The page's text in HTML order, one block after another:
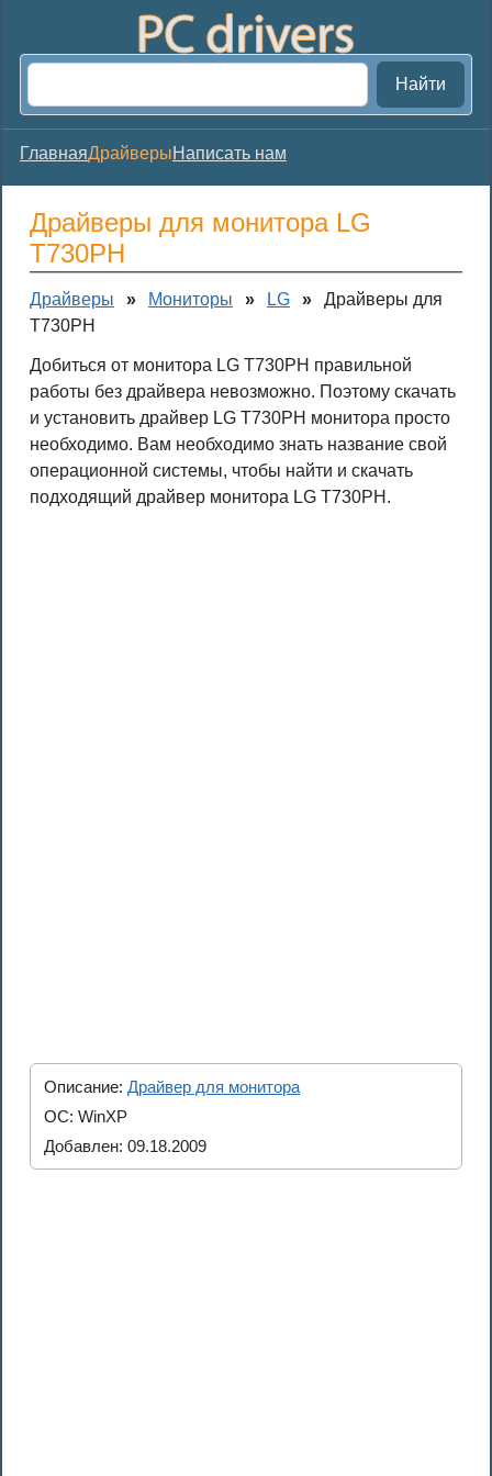
Найти
ГлавнаяДрайверыНаписать нам
Драйверы для монитора LG
T730PH
Драйверы » Мониторы » LG »
Драйверы для
T730PH
Добиться от монитора LG T730PH правильной
работы без драйвера невозможно. Поэтому скачать
и установить драйвер LG T730PH монитора просто
необходимо. Вам необходимо знать название свой
операционной системы, чтобы найти и скачать
подходящий драйвер монитора LG T730PH.
Описание: Драйвер для монитора
ОС: WinXP
Добавлен: 09.18.2009